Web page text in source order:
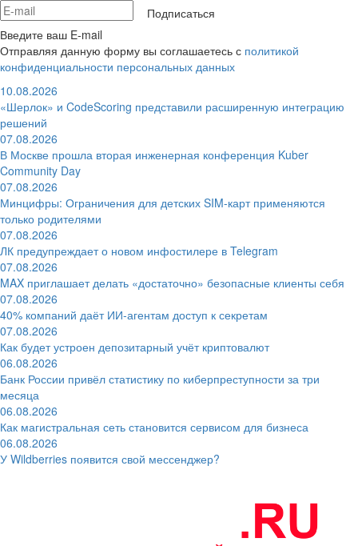
Подписаться
Введите ваш E-mail
Отправляя данную форму вы соглашаетесь с политикой
конфиденциальности персональных данных
10.08.2026
«Шерлок» и CodeScoring представили расширенную интеграцию
решений
07.08.2026
В Москве прошла вторая инженерная конференция Kuber
Community Day
07.08.2026
Минцифры: Ограничения для детских SIM-карт применяются
только родителями
07.08.2026
ЛК предупреждает о новом инфостилере в Telegram
07.08.2026
MAX приглашает делать «достаточно» безопасные клиенты себя
07.08.2026
40% компаний даёт ИИ‑агентам доступ к секретам
07.08.2026
Как будет устроен депозитарный учёт криптовалют
06.08.2026
Банк России привёл статистику по киберпреступности за три
месяца
06.08.2026
Как магистральная сеть становится сервисом для бизнеса
06.08.2026
У Wildberries появится свой мессенджер?